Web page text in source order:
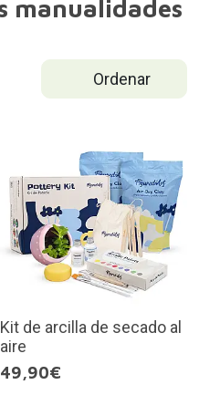
manualidades
Ordenar
Kit de arcilla de secado al
aire
49,90€